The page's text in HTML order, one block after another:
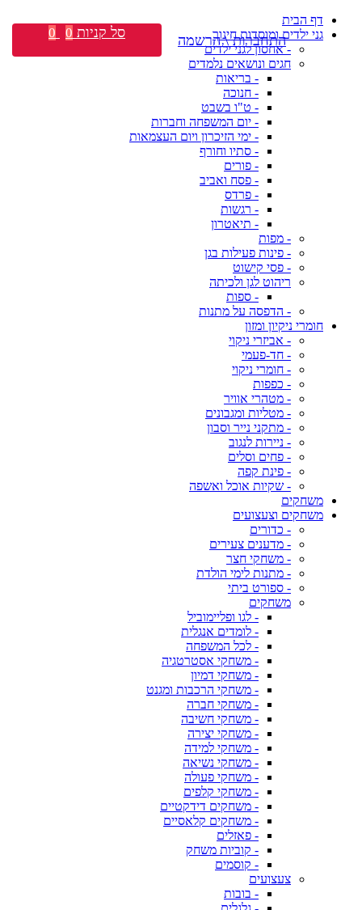
דף הבית
גני ילדים ומוסדות חינוך
- אחסון לגני ילדים
חגים ונושאים נלמדים
- בריאות
- חנוכה
- ט"ו בשבט
- יום המשפחה וחברות
- ימי הזיכרון ויום העצמאות
- סתיו וחורף
- פורים
- פסח ואביב
- פרדס
- רגשות
- תיאטרון
- מפות
- פינות פעילות בגן
- פסי קישוט
ריהוט לגן ולכיתה
- ספות
- הדפסה על מתנות
חומרי ניקיון ומזון
- אביזרי ניקוי
- חד-פעמי
- חומרי ניקוי
- כפפות
- מטהרי אוויר
- מטליות ומגבונים
- מתקני נייר וסבון
- ניירות לנגוב
- פחים וסלים
- פינת קפה
- שקיות אוכל ואשפה
משחקים
משחקים וצעצועים
- כדורים
- מדענים צעירים
- משחקי חצר
- מתנות לימי הולדת
- ספורט ביתי
משחקים
- לגו ופליימוביל
- לומדים אנגלית
- לכל המשפחה
- משחקי אסטרטגיה
- משחקי דמיון
- משחקי הרכבות ומגנט
- משחקי חברה
- משחקי חשיבה
- משחקי יצירה
- משחקי למידה
- משחקי נשיאה
- משחקי פעולה
- משחקי קלפים
- משחקים דידקטיים
- משחקים קלאסיים
- פאזלים
- קוביות משחק
- קוסמים
צעצועים
- בובות
התחברות \ הרשמה סל קניות 0
0